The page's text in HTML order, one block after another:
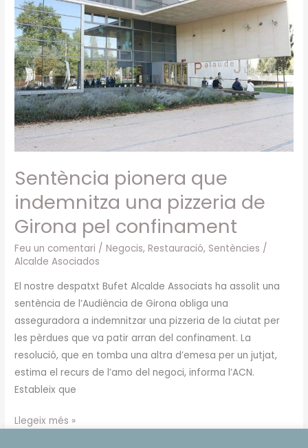
Sentència pionera que
indemnitza una pizzeria de
Girona pel confinament
Feu un comentari /Negocis,Restauració, Sentències /
Alcalde Asociados
El nostre despatxt Bufet Alcalde Associats ha assolit una
sentència de l’Audiència de Girona obliga una
asseguradora a indemnitzar una pizzeria de la ciutat per
les pèrdues que va patir arran del confinament. La
resolució, que en tomba una altra d’emesa per un jutjat,
estima el recurs de l’amo del negoci, informa l’ACN.
Estableix que
que
indemnitza
una
pizzeria
de
Girona
pel
confinament
Llegeix més »